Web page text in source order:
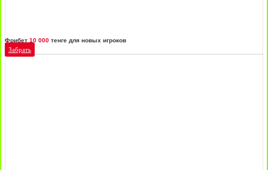
Фрибет 10 000 тенге для новых игроков
Забрать